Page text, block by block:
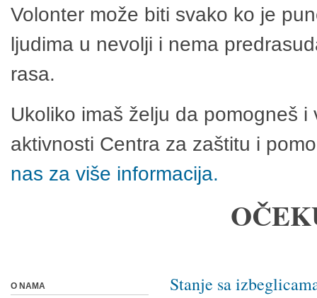
Volonter može biti svako ko je
ljudima u nevolji i nema
rasa.
Ukoliko imaš želju da pomogneš
aktivnosti Centra za zaštitu i
nas za više informacija.
Stanje sa
O NAMA